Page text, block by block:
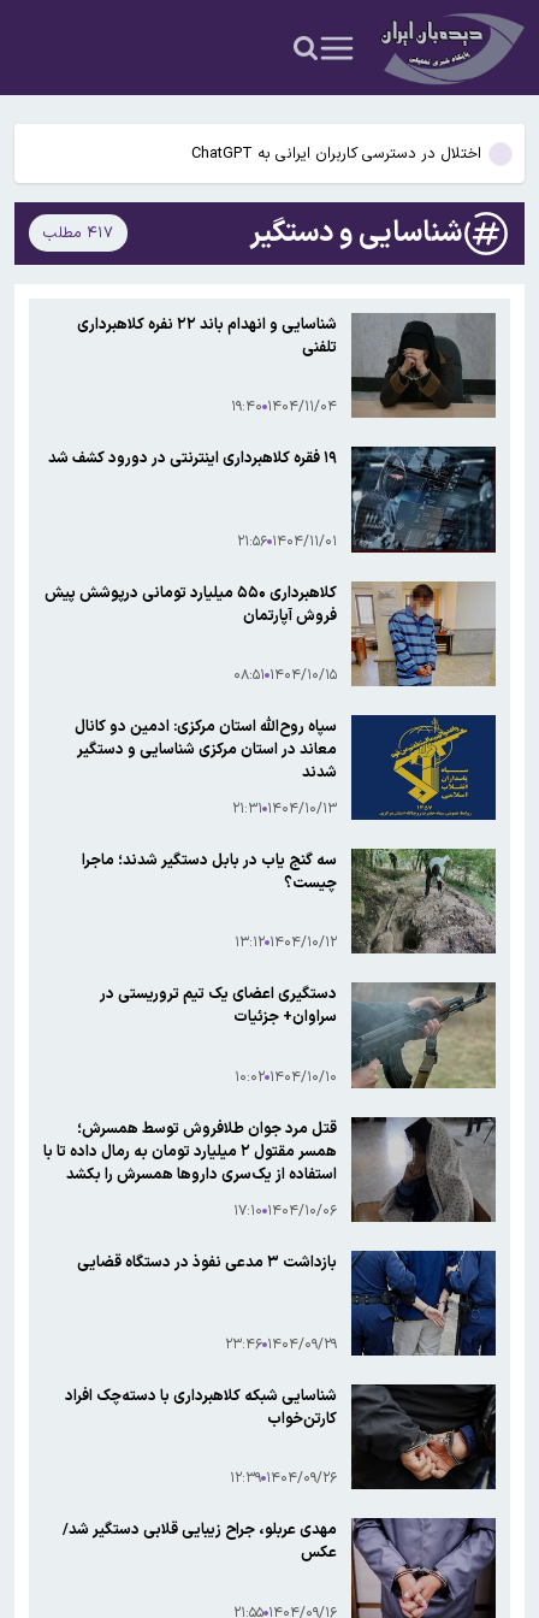
نمی‌پذیریم
راز رنگ آبی در صندلی های هواپیما چیست؟
گوگل اسیستنت ماه آینده در اندروید غیرفعال و جمینای جایگزین آن
می‌شود
اختلال در دسترسی کاربران ایرانی به ChatGPT
پنجره نقل‌وانتقالات استقلال بسته ماند؛ ثبت قرارداد بازیکنان ممنوع شد
سخنگوی کمیسیون امنیت ملی: کریدور تحمیلی آمریکا در تنگه هرمز را
راز رنگ آبی در صندلی های هواپیما چیست؟
گوگل اسیستنت ماه آینده در اندروید غیرفعال و جمینای جایگزین آن
می‌شود
شناسایی و دستگیر ۴۱۷ مطلب
شناسایی و انهدام باند ۲۲ نفره کلاهبرداری
تلفنی
۱۴۰۴/۱۱/۰۴ ۱۹:۴۰
۱۹ فقره کلاهبرداری اینترنتی در دورود کشف شد
۱۴۰۴/۱۱/۰۱ ۲۱:۵۶
کلاهبرداری ۵۵۰ میلیارد تومانی درپوشش پیش
فروش آپارتمان
۱۴۰۴/۱۰/۱۵ ۰۸:۵۱
سپاه روح‌الله استان مرکزی: ادمین دو کانال
معاند در استان مرکزی شناسایی و دستگیر
شدند
۱۴۰۴/۱۰/۱۳ ۲۱:۳۱
سه گنج یاب در بابل دستگیر شدند؛ ماجرا
چیست؟
۱۴۰۴/۱۰/۱۲ ۱۳:۱۲
دستگیری اعضای یک تیم تروریستی در
سراوان+ جزئیات
۱۴۰۴/۱۰/۱۰ ۱۰:۰۲
قتل مرد جوان طلا‌فروش توسط همسرش؛
همسر مقتول ۲ میلیارد تومان به رمال داده تا با
استفاده از یک‌سری داروها همسرش را بکشد
۱۴۰۴/۱۰/۰۶ ۱۷:۱۰
بازداشت ۳ مدعی نفوذ در دستگاه قضایی
۱۴۰۴/۰۹/۲۹ ۲۳:۴۶
شناسایی شبکه کلاهبرداری با دسته‌چک افراد
کارتن‌خواب
۱۴۰۴/۰۹/۲۶ ۱۲:۳۹
مهدی عربلو، جراح زیبایی قلابی دستگیر شد/
عکس
۱۴۰۴/۰۹/۱۶ ۲۱:۵۵